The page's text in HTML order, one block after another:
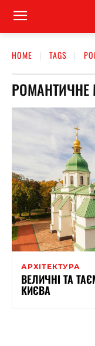
HOME TAGS
РОМАНТИЧНЕ
АРХІТЕКТУРА
ВЕЛИЧНІ ТА
КИЄВА